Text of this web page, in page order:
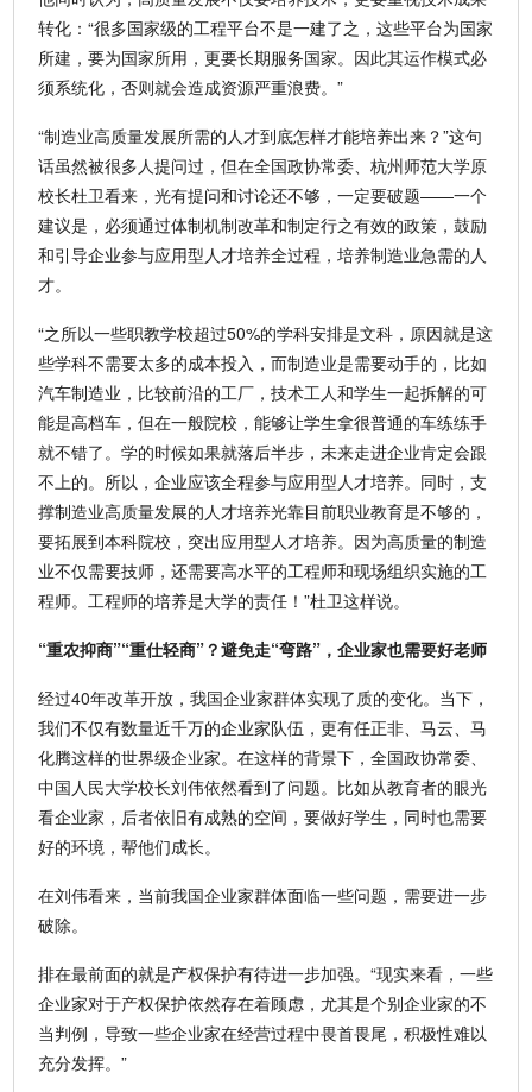
转化：“很多国家级的工程平台不是一建了之，这些平台为国家
所建，要为国家所用，更要长期服务国家。因此其运作模式必
须系统化，否则就会造成资源严重浪费。”
“制造业高质量发展所需的人才到底怎样才能培养出来？”这句
话虽然被很多人提问过，但在全国政协常委、杭州师范大学原
校长杜卫看来，光有提问和讨论还不够，一定要破题——一个
建议是，必须通过体制机制改革和制定行之有效的政策，鼓励
和引导企业参与应用型人才培养全过程，培养制造业急需的人
才。
“之所以一些职教学校超过50%的学科安排是文科，原因就是这
些学科不需要太多的成本投入，而制造业是需要动手的，比如
汽车制造业，比较前沿的工厂，技术工人和学生一起拆解的可
能是高档车，但在一般院校，能够让学生拿很普通的车练练手
就不错了。学的时候如果就落后半步，未来走进企业肯定会跟
不上的。所以，企业应该全程参与应用型人才培养。同时，支
撑制造业高质量发展的人才培养光靠目前职业教育是不够的，
要拓展到本科院校，突出应用型人才培养。因为高质量的制造
业不仅需要技师，还需要高水平的工程师和现场组织实施的工
程师。工程师的培养是大学的责任！”杜卫这样说。
“重农抑商”“重仕轻商”？避免走“弯路”，企业家也需要好老师
经过40年改革开放，我国企业家群体实现了质的变化。当下，
我们不仅有数量近千万的企业家队伍，更有任正非、马云、马
化腾这样的世界级企业家。在这样的背景下，全国政协常委、
中国人民大学校长刘伟依然看到了问题。比如从教育者的眼光
看企业家，后者依旧有成熟的空间，要做好学生，同时也需要
好的环境，帮他们成长。
在刘伟看来，当前我国企业家群体面临一些问题，需要进一步
破除。
排在最前面的就是产权保护有待进一步加强。“现实来看，一些
企业家对于产权保护依然存在着顾虑，尤其是个别企业家的不
当判例，导致一些企业家在经营过程中畏首畏尾，积极性难以
充分发挥。”